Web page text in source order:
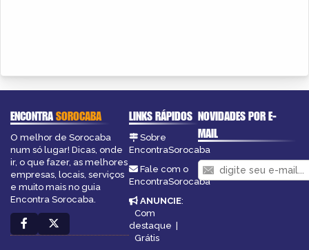
ENCONTRASOROCABA
O melhor de Sorocaba
num só lugar! Dicas, onde
ir, o que fazer, as melhores
empresas, locais, serviços
e muito mais no guia
Encontra Sorocaba.
LINKS RÁPIDOS
Sobre
EncontraSorocaba
Fale com o
EncontraSorocaba
ANUNCIE:
Com
destaque |
Grátis
NOVIDADES POR E-
MAIL